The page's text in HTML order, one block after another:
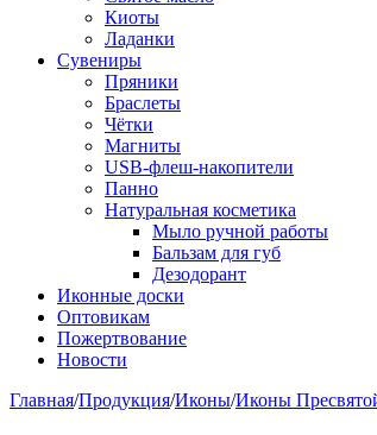
Киоты
Ладанки
Сувениры
Пряники
Браслеты
Чётки
Магниты
USB-флеш-накопители
Панно
Натуральная косметика
Мыло ручной работы
Бальзам для губ
Дезодорант
Иконные доски
Оптовикам
Пожертвование
Новости
Главная/Продукция/Иконы/Иконы